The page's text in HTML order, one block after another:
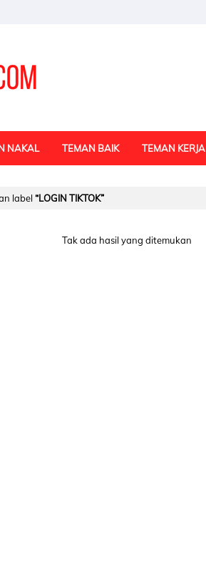
NAKAL TEMAN BAIK TEMAN KERJA
label LOGIN TIKTOK
Tak ada hasil yang ditemukan